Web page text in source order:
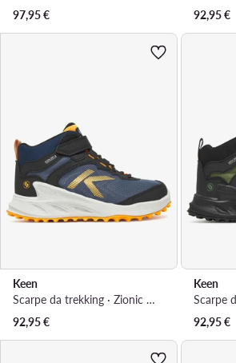
97,95€
92,95€
Keen
Scarpe da trekking · Zionic Mid Wp 1031249 · Blu scuro
92,95€
Keen
92,95€